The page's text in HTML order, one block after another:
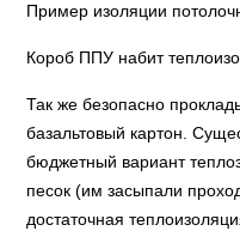
Пример изоляции
Короб ППУ набит
Так же безопасно
базальтовый картон.
бюджетный вариант
песок (им засыпали
достаточная